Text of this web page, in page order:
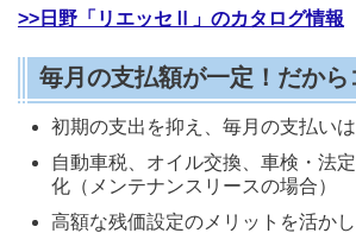
>>日野「リエッセⅡ」のカタログ情報
毎月の支払額が一定！だか
初期の支出を抑え、毎月の支払い
自動車税、オイル交換、車検・法
化 （メンテナンスリースの場合）
高額な残価設定のメリットを活か